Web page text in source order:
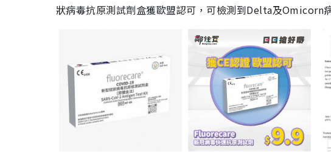
狀病毒抗原測試劑盒獲歐盟認可，可檢測到Delta及Omicorn